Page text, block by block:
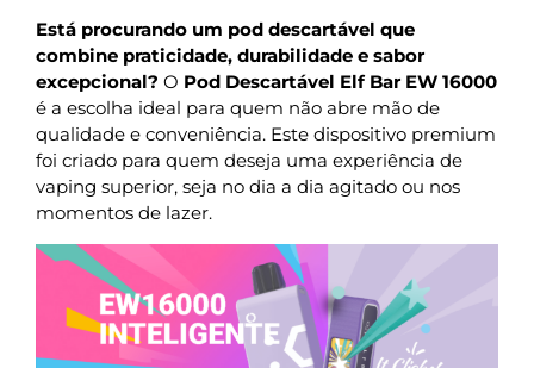
Está procurando um pod descartável que
combine praticidade, durabilidade e sabor
excepcional? O Pod Descartável Elf Bar EW 16000
é a escolha ideal para quem não abre mão de
qualidade e conveniência. Este dispositivo premium
foi criado para quem deseja uma experiência de
vaping superior, seja no dia a dia agitado ou nos
momentos de lazer.